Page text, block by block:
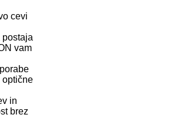
cevi
postaja
vam
optične
in
brez